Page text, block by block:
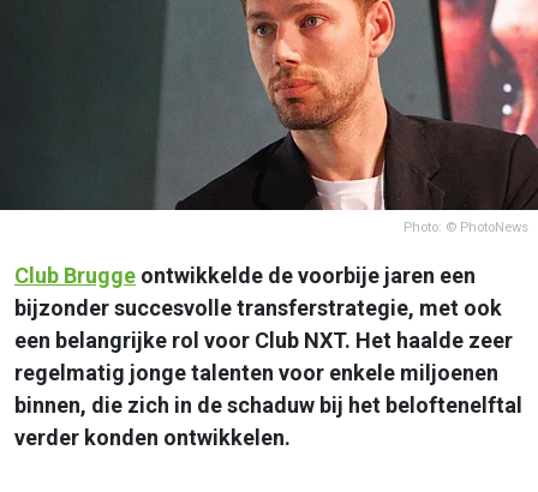
Photo: © PhotoNews
Club Brugge ontwikkelde de voorbije jaren een
bijzonder succesvolle transferstrategie, met ook
een belangrijke rol voor Club NXT. Het haalde zeer
regelmatig jonge talenten voor enkele miljoenen
binnen, die zich in de schaduw bij het beloftenelftal
verder konden ontwikkelen.